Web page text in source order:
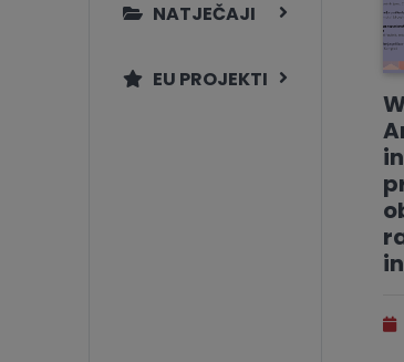
NATJEČAJI
EU PROJEKTI